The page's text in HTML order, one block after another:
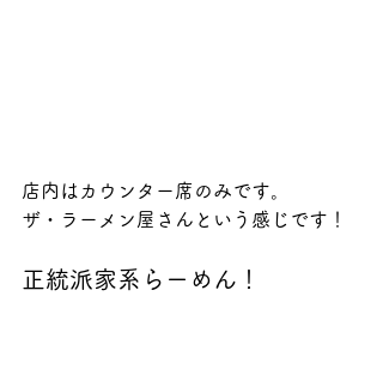
店内はカウンター席のみです。
ザ・ラーメン屋さんという感じです！
正統派家系らーめん！